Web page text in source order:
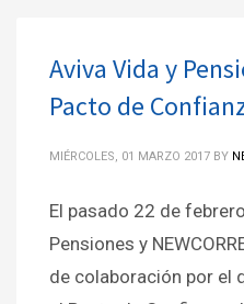
Aviva Vida y
Pacto de
MIÉRCOLES, 01 MARZO 2017 BY
El pasado 22 de
Pensiones y
de colaboración por el